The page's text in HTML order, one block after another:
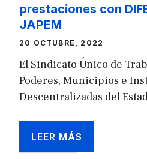
prestaciones con
JAPEM
20 OCTUBRE, 2022
El Sindicato Único de
Poderes, Municipios e
Descentralizadas del
LEER MÁS